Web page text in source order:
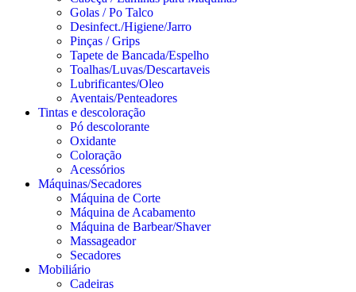
Golas / Po Talco
Desinfect./Higiene/Jarro
Pinças / Grips
Tapete de Bancada/Espelho
Toalhas/Luvas/Descartaveis
Lubrificantes/Oleo
Aventais/Penteadores
Tintas e descoloração
Pó descolorante
Oxidante
Coloração
Acessórios
Máquinas/Secadores
Máquina de Corte
Máquina de Acabamento
Máquina de Barbear/Shaver
Massageador
Secadores
Mobiliário
Cadeiras